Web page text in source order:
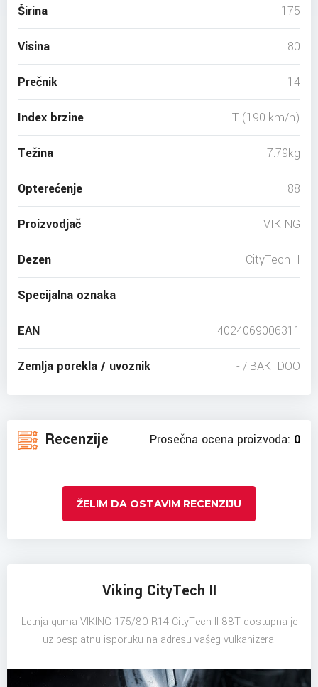
Širina 175
Visina 80
Prečnik 14
Index brzine T (190 km/h)
Težina 7.79kg
Opterećenje 88
Proizvodjač VIKING
Dezen CityTech II
Specijalna oznaka
EAN 4024069006311
Zemlja porekla / uvoznik - / BAKI DOO
Recenzije Prosečna ocena proizvoda: 0
ŽELIM DA OSTAVIM RECENZIJU
Viking CityTech II
Letnja guma VIKING 175/80 R14 CityTech II 88T dostupna je
uz besplatnu isporuku na adresu vašeg vulkanizera.